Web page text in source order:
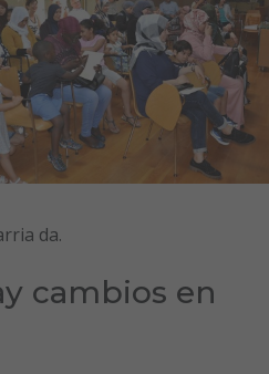
da.
cambios en